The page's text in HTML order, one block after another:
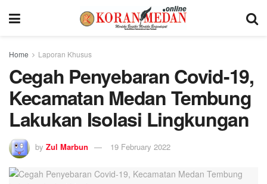
Home Laporan Khusus
Cegah Penyebaran Covid-19,
Kecamatan Medan Tembung
Lakukan Isolasi Lingkungan
by Zul Marbun 19 February 2022